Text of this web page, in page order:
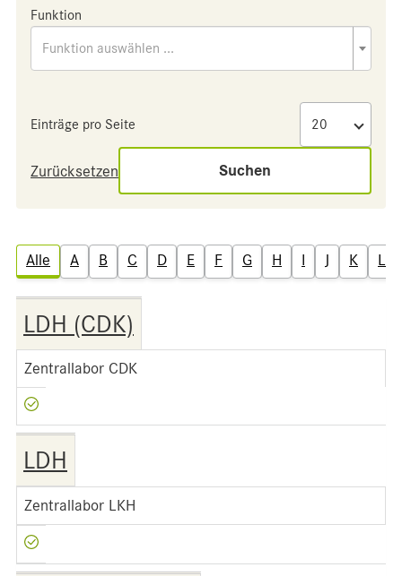
Funktion
Funktion auswählen ...
Einträge pro Seite
Zurücksetzen Suchen
Alle A B C D E F G H I J K L
LDH (CDK)
Zentrallabor CDK
LDH
Zentrallabor LKH